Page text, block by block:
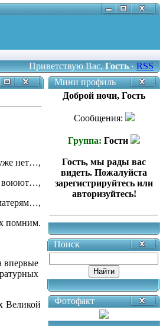
Приветствую Вас,Гость·RSS
нет…,
воюют…,
помним.
впервые
Великой
Мини профиль
Доброй ночи, Гость
Сообщения:
Группа: Гости
Гость, мы рады вас
видеть. Пожалуйста
зарегистрируйтесь или
авторизуйтесь!
Поиск
Фотофакт